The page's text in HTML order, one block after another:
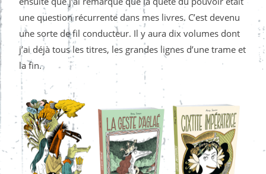
une question récurrente dans mes livres. C’est devenu
une sorte de fil conducteur. Il y aura dix volumes dont
j’ai déjà tous les titres, les grandes lignes d’une trame et
la fin.